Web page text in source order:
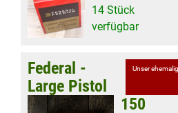
14 Stück
verfügbar
Unser
Federal -
Large Pistol
150